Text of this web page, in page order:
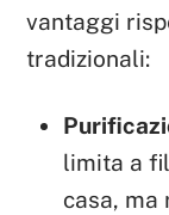
vantaggi
tradizionali:
limita a
casa, ma